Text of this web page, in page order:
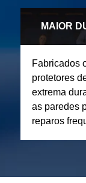
MAIOR
Fabricados
protetores
extrema
as paredes
reparos